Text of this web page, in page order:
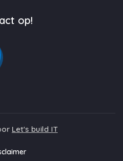
op!
Let's build IT